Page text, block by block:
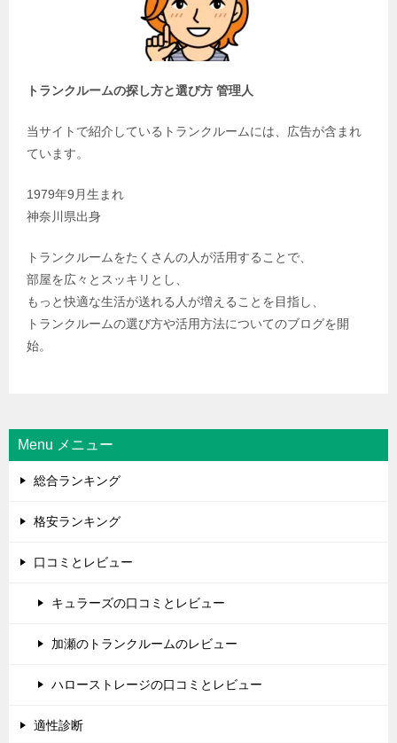
トランクルームの探し方と選び方 管理人
当サイトで紹介しているトランクルームには、広告が含まれ
ています。
1979年9月生まれ
神奈川県出身
トランクルームをたくさんの人が活用することで、
部屋を広々とスッキリとし、
もっと快適な生活が送れる人が増えることを目指し、
トランクルームの選び方や活用方法についてのブログを開
始。
Menu メニュー
総合ランキング
格安ランキング
口コミとレビュー
キュラーズの口コミとレビュー
加瀬のトランクルームのレビュー
ハローストレージの口コミとレビュー
適性診断